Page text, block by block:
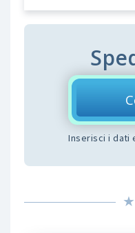
Inserisci i dati